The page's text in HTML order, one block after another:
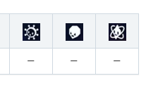
ー ー ー